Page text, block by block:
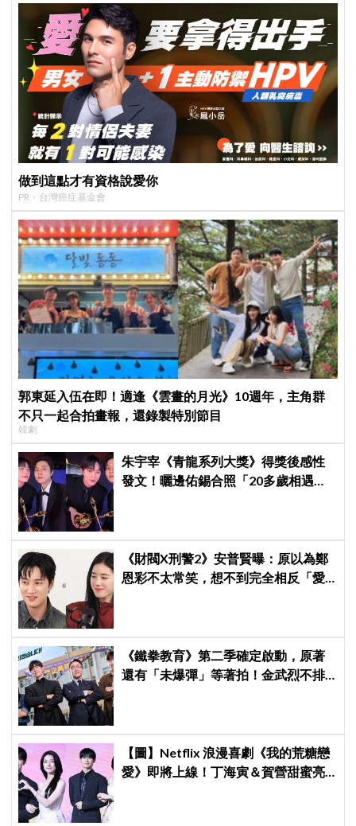
做到這點才有資格說愛你
PR・台灣癌症基金會
郭東延入伍在即！適逢《雲畫的月光》10週年，主角群
不只一起合拍畫報，還錄製特別節目
韓劇
朱宇宰《青龍系列大獎》得獎後感性
發文！曬邊佑錫合照「20多歲相遇，
《財閥X刑警2》安普賢曝：原以為鄭
恩彩不太常笑，想不到完全相反「愛
《鐵拳教育》第二季確定啟動，原著
還有「未爆彈」等著拍！金武烈不排
【圖】Netflix 浪漫喜劇《我的荒糖戀
愛》即將上線！丁海寅＆賀營甜蜜亮